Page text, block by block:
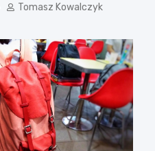
Tomasz Kowalczyk